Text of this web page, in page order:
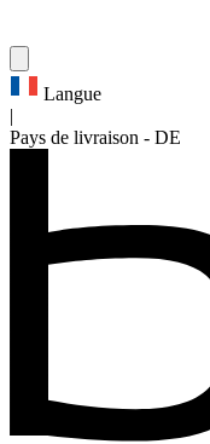
Langue
Pays de livraison - DE